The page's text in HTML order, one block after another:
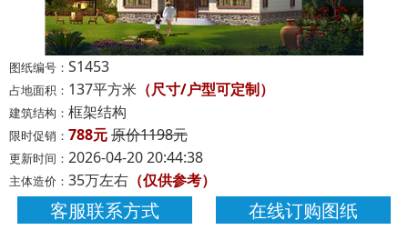
图纸编号： S1453
占地面积： 137平方米 （尺寸/户型可定制）
建筑结构： 框架结构
限时促销： 788元原价1198元
更新时间： 2026-04-20 20:44:38
主体造价： 35万左右 （仅供参考）
客服联系方式 在线订购图纸